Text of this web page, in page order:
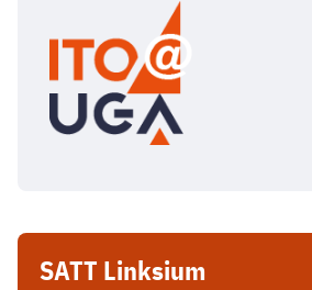
SATT Linksium